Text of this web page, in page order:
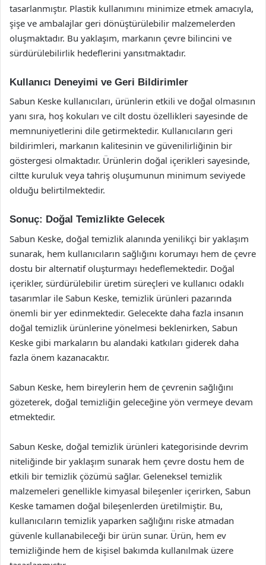
tasarlanmıştır. Plastik kullanımını minimize etmek amacıyla,
şişe ve ambalajlar geri dönüştürülebilir malzemelerden
oluşmaktadır. Bu yaklaşım, markanın çevre bilincini ve
sürdürülebilirlik hedeflerini yansıtmaktadır.
Kullanıcı Deneyimi ve Geri Bildirimler
Sabun Keske kullanıcıları, ürünlerin etkili ve doğal olmasının
yanı sıra, hoş kokuları ve cilt dostu özellikleri sayesinde de
memnuniyetlerini dile getirmektedir. Kullanıcıların geri
bildirimleri, markanın kalitesinin ve güvenilirliğinin bir
göstergesi olmaktadır. Ürünlerin doğal içerikleri sayesinde,
ciltte kuruluk veya tahriş oluşumunun minimum seviyede
olduğu belirtilmektedir.
Sonuç: Doğal Temizlikte Gelecek
Sabun Keske, doğal temizlik alanında yenilikçi bir yaklaşım
sunarak, hem kullanıcıların sağlığını korumayı hem de çevre
dostu bir alternatif oluşturmayı hedeflemektedir. Doğal
içerikler, sürdürülebilir üretim süreçleri ve kullanıcı odaklı
tasarımlar ile Sabun Keske, temizlik ürünleri pazarında
önemli bir yer edinmektedir. Gelecekte daha fazla insanın
doğal temizlik ürünlerine yönelmesi beklenirken, Sabun
Keske gibi markaların bu alandaki katkıları giderek daha
fazla önem kazanacaktır.
Sabun Keske, hem bireylerin hem de çevrenin sağlığını
gözeterek, doğal temizliğin geleceğine yön vermeye devam
etmektedir.
Sabun Keske, doğal temizlik ürünleri kategorisinde devrim
niteliğinde bir yaklaşım sunarak hem çevre dostu hem de
etkili bir temizlik çözümü sağlar. Geleneksel temizlik
malzemeleri genellikle kimyasal bileşenler içerirken, Sabun
Keske tamamen doğal bileşenlerden üretilmiştir. Bu,
kullanıcıların temizlik yaparken sağlığını riske atmadan
güvenle kullanabileceği bir ürün sunar. Ürün, hem ev
temizliğinde hem de kişisel bakımda kullanılmak üzere